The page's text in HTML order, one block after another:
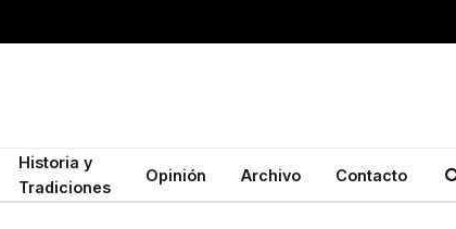
Historia y
Tradiciones
Opinión Archivo Contacto